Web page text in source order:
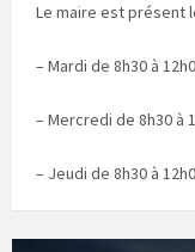
Le maire est présent
– Mardi de 8h30 à
– Mercredi de 8h30 à
– Jeudi de 8h30 à